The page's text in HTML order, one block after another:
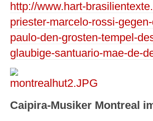
http://www.hart-
priester-marcelo-rossi-
paulo-den-grosten-tempel-
glaubige-santuario-mae-de-
Caipira-Musiker Montreal